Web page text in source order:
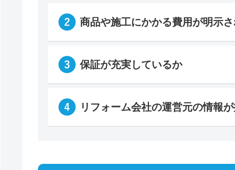
商品や施工にかかる費用が明示
保証が充実しているか
リフォーム会社の運営元の情報